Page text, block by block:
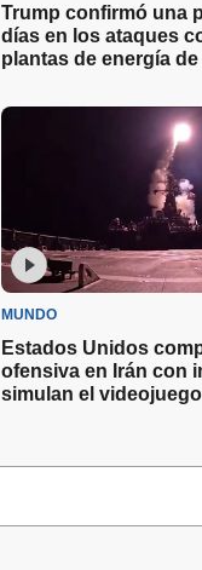
Trump confirmó una
días en los ataques
plantas de energía de
MUNDO
Estados Unidos
ofensiva en Irán con
simulan el